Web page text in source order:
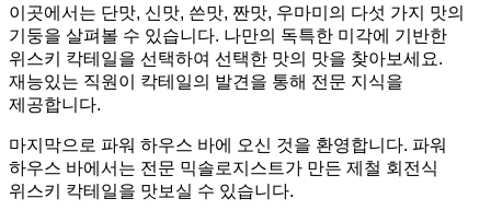
이곳에서는 단맛, 신맛, 쓴맛, 짠맛, 우마미의 다섯 가지 맛의
기둥을 살펴볼 수 있습니다. 나만의 독특한 미각에 기반한
위스키 칵테일을 선택하여 선택한 맛의 맛을 찾아보세요.
재능있는 직원이 칵테일의 발견을 통해 전문 지식을
제공합니다.
마지막으로 파워 하우스 바에 오신 것을 환영합니다. 파워
하우스 바에서는 전문 믹솔로지스트가 만든 제철 회전식
위스키 칵테일을 맛보실 수 있습니다.